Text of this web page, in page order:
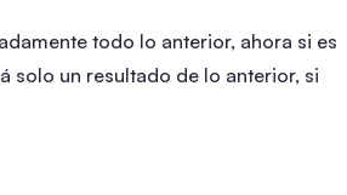
todo lo anterior, ahora si es
solo un resultado de lo anterior, si